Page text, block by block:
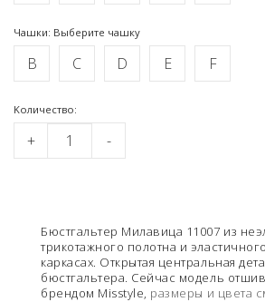
Чашки: Выберите чашку
B C D E F
Kоличество:
+ -
Бюстгальтер Милавица 11007 из
трикотажного полотна и
каркасах. Открытая центральная
бюстгальтера. Сейчас модель
брендом Misstyle, размеры и цвета